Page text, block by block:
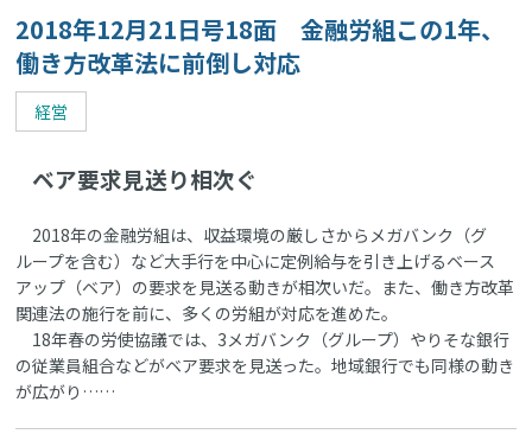
2018年12月21日号18面 金融労組この1年、
働き方改革法に前倒し対応
経営
ベア要求見送り相次ぐ
2018年の金融労組は、収益環境の厳しさからメガバンク（グ
ループを含む）など大手行を中心に定例給与を引き上げるベース
アップ（ベア）の要求を見送る動きが相次いだ。また、働き方改革
関連法の施行を前に、多くの労組が対応を進めた。
18年春の労使協議では、3メガバンク（グループ）やりそな銀行
の従業員組合などがベア要求を見送った。地域銀行でも同様の動き
が広がり……